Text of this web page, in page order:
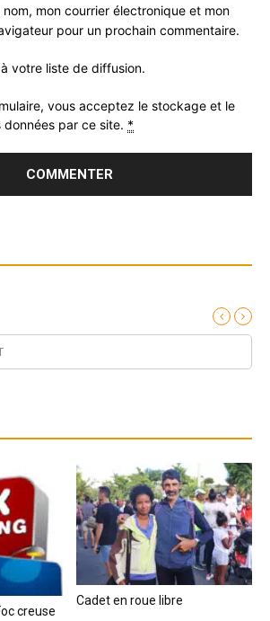
nom, mon courrier électronique et mon
pour un prochain commentaire.
votre liste de diffusion.
vous acceptez le stockage et le
par ce site. *
creuse
Cadet en roue libre